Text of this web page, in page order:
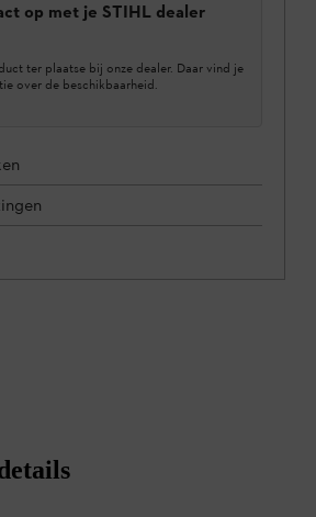
op met je STIHL dealer
ter plaatse bij onze dealer. Daar vind je
over de beschikbaarheid.